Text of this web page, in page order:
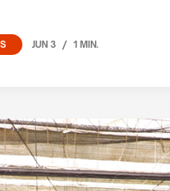
JUN 3 / 1 MIN.